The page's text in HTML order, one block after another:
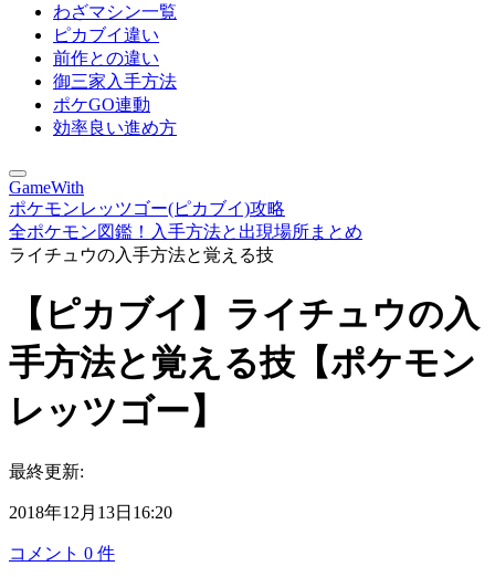
わざマシン一覧
ピカブイ違い
前作との違い
御三家入手方法
ポケGO連動
効率良い進め方
GameWith
ポケモンレッツゴー(ピカブイ)攻略
全ポケモン図鑑！入手方法と出現場所まとめ
ライチュウの入手方法と覚える技
【ピカブイ】ライチュウの入
手方法と覚える技【ポケモン
レッツゴー】
最終更新:
2018年12月13日16:20
コメント 0 件